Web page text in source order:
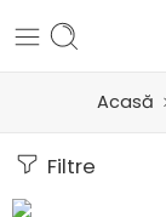
Acasă
Filtre